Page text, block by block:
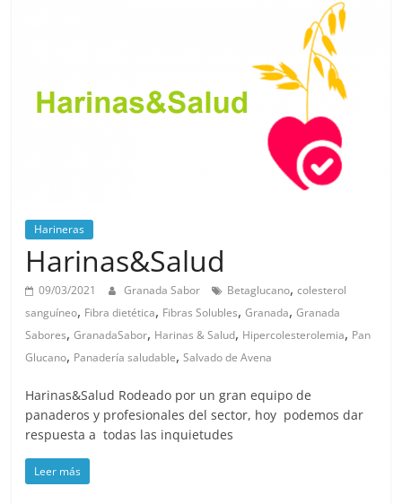
Harineras
Harinas&Salud
09/03/2021 Granada Sabor Betaglucano,colesterol
sanguíneo, Fibra dietética, Fibras Solubles,Granada,Granada
Sabores,GranadaSabor, Harinas & Salud, Hipercolesterolemia, Pan
Glucano, Panadería saludable,Salvado de Avena
Harinas&Salud Rodeado por un gran equipo de
panaderos y profesionales del sector, hoy podemos dar
respuesta a todas las inquietudes
Leer más